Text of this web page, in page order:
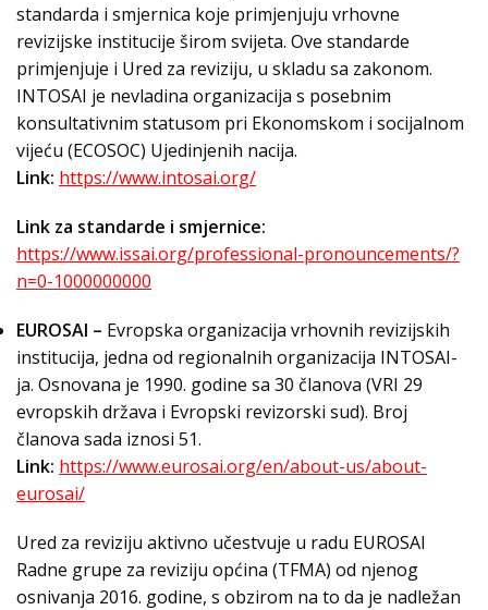
standarda i smjernica koje primjenjuju vrhovne
revizijske institucije širom svijeta. Ove standarde
primjenjuje i Ured za reviziju, u skladu sa zakonom.
INTOSAI je nevladina organizacija s posebnim
konsultativnim statusom pri Ekonomskom i socijalnom
vijeću (ECOSOC) Ujedinjenih nacija.
Link: https://www.intosai.org/
Link za standarde i smjernice:
https://www.issai.org/professional-pronouncements/?
n=0-1000000000
EUROSAI – Evropska organizacija vrhovnih revizijskih
institucija, jedna od regionalnih organizacija INTOSAI-
ja. Osnovana je 1990. godine sa 30 članova (VRI 29
evropskih država i Evropski revizorski sud). Broj
članova sada iznosi 51.
Link: https://www.eurosai.org/en/about-us/about-
eurosai/
Ured za reviziju aktivno učestvuje u radu EUROSAI
Radne grupe za reviziju općina (TFMA) od njenog
osnivanja 2016. godine, s obzirom na to da je nadležan